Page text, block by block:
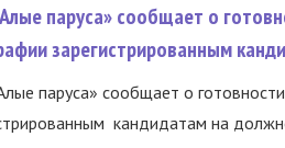
паруса» сообщает о
зарегистрированным
паруса» сообщает о готовности
кандидатам на